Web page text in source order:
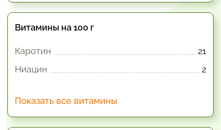
Витамины на 100 г
Каротин
21
Ниацин
2
Показать все витамины